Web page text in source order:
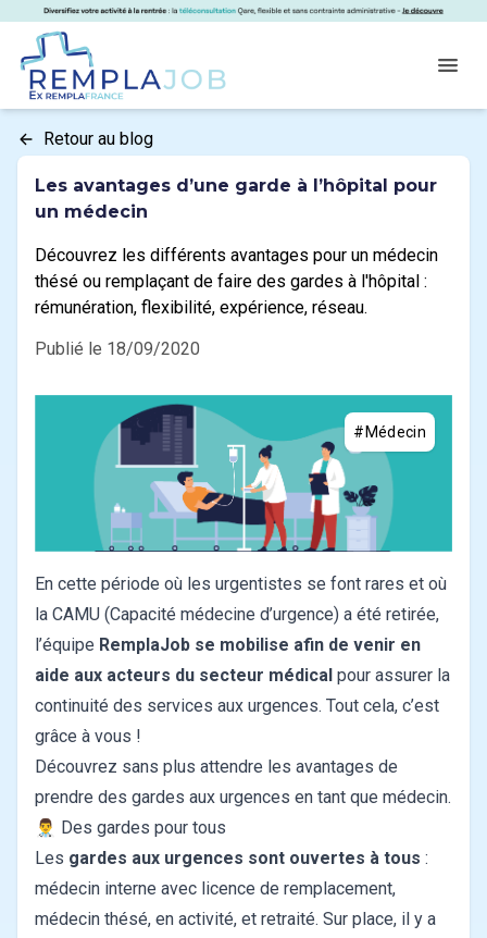
RemplaJob
Retour au blog
Les avantages d’une garde à l’hôpital pour
un médecin
Découvrez les différents avantages pour un médecin
thésé ou remplaçant de faire des gardes à l'hôpital :
rémunération, flexibilité, expérience, réseau.
Publié le 18/09/2020
#Médecin
En cette période où les urgentistes se font rares et où
la CAMU (Capacité médecine d’urgence) a été retirée,
l’équipe RemplaJob se mobilise afin de venir en
aide aux acteurs du secteur médical pour assurer la
continuité des services aux urgences. Tout cela, c’est
grâce à vous !
Découvrez sans plus attendre les avantages de
prendre des gardes aux urgences en tant que médecin.
👨‍⚕️ Des gardes pour tous
Les gardes aux urgences sont ouvertes à tous :
médecin interne avec licence de remplacement,
médecin thésé, en activité, et retraité. Sur place, il y a
Panneau de gestion des cookies